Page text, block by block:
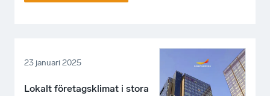
23 januari 2025
Lokalt företagsklimat i stora